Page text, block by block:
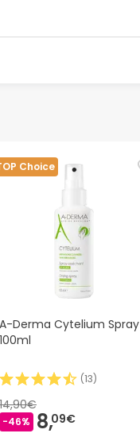
Choice
A-Derma Cytelium Spray
100ml
(13)
14,90€
-46% 8,09€